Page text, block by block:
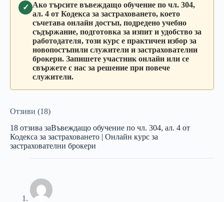
✓ Ако търсите въвеждащо обучение по чл. 304,
ал. 4 от Кодекса за застраховането, което
съчетава онлайн достъп, подредено учебно
съдържание, подготовка за изпит и удобство за
работодателя, този курс е практичен избор за
новопостъпили служители и застрахователни
брокери. Запишете участник онлайн или се
свържете с нас за решение при повече
служители.
Отзиви (18)
18 отзива заВъвеждащо обучение по чл. 304, ал. 4 от
Кодекса за застраховането | Онлайн курс за
застрахователни брокери